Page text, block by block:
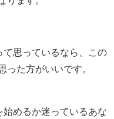
思っているなら、この
った方がいいです。
始めるか迷っているあな